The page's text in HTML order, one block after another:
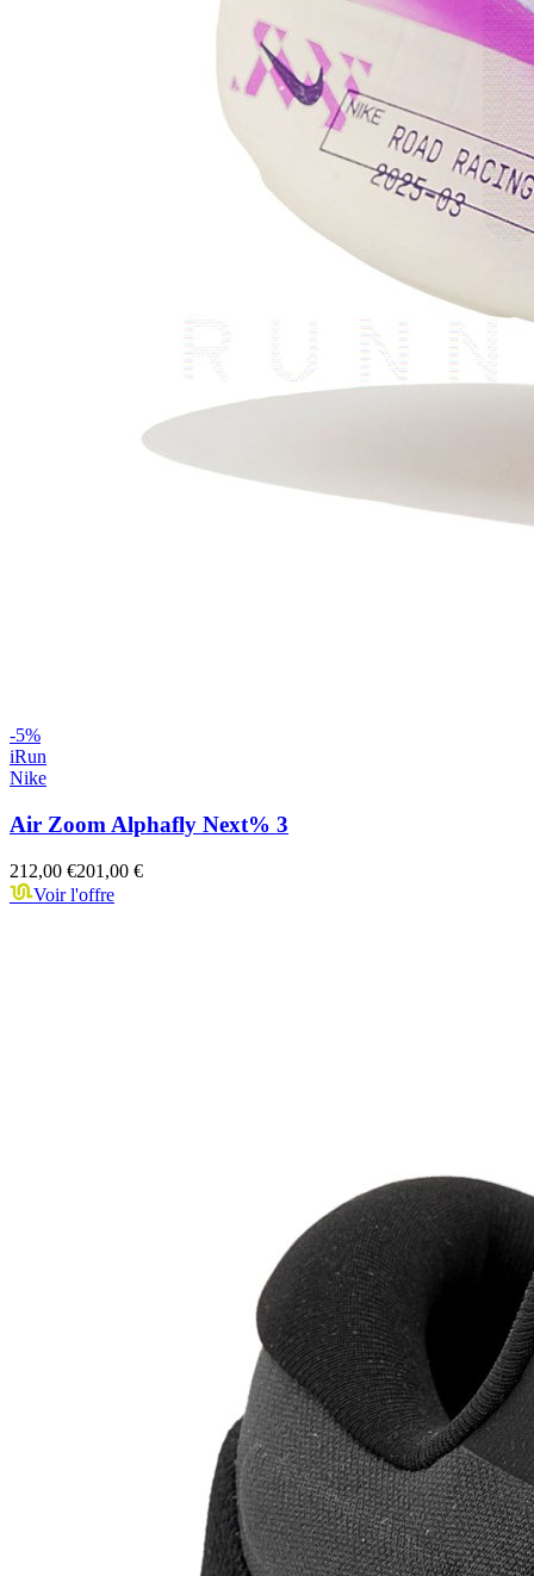
-5%
iRun
Nike
Air Zoom Alphafly Next% 3
212,00 €201,00 €
Voir l'offre